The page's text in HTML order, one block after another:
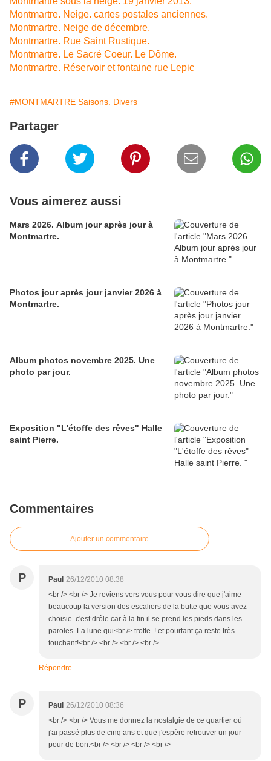
Montmartre. Neige. cartes postales anciennes.
Montmartre. Neige de décembre.
Montmartre. Rue Saint Rustique.
Montmartre. Le Sacré Coeur. Le Dôme.
Montmartre. Réservoir et fontaine rue Lepic
#MONTMARTRE Saisons. Divers
Partager
Vous aimerez aussi
Mars 2026. Album jour après jour à
Montmartre.
Photos jour après jour janvier 2026 à
Montmartre.
Album photos novembre 2025. Une
photo par jour.
Exposition "L'étoffe des rêves" Halle
saint Pierre.
Commentaires
Ajouter un commentaire
P Paul 26/12/2010 08:38
<br /> <br /> Je reviens vers vous pour vous dire que j'aime
beaucoup la version des escaliers de la butte que vous avez
choisie. c'est drôle car à la fin il se prend les pieds dans les
paroles. La lune qui<br /> trotte..! et pourtant ça reste très
touchant!<br /> <br /> <br /> <br />
Répondre
P Paul 26/12/2010 08:36
<br /> <br /> Vous me donnez la nostalgie de ce quartier où
j'ai passé plus de cinq ans et que j'espère retrouver un jour
pour de bon.<br /> <br /> <br /> <br />